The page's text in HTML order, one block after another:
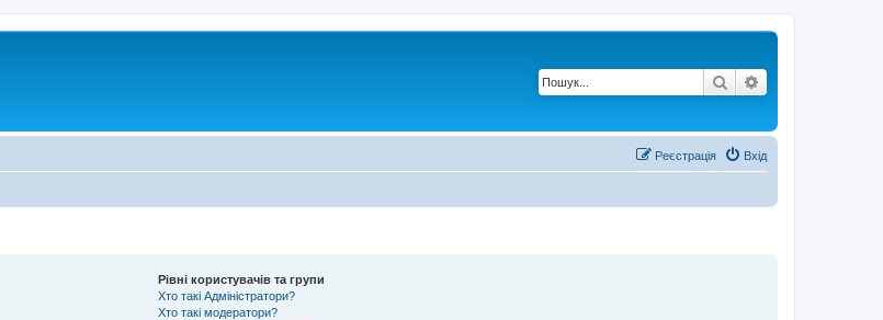
Пошук
Вхід
Реєстрація
Рівні користувачів та групи
Хто такі Адміністратори?
Хто такі модератори?